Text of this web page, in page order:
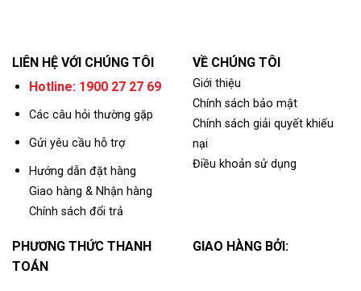
LIÊN HỆ VỚI CHÚNG TÔI
Hotline: 1900 27 27 69
Các câu hỏi thường gặp
Gửi yêu cầu hỗ trợ
Hướng dẫn đặt hàng
Giao hàng & Nhận hàng
Chính sách đổi trả
VỀ CHÚNG TÔI
Giới thiệu
Chính sách bảo mật
Chính sách giải quyết khiếu
nại
Điều khoản sử dụng
PHƯƠNG THỨC THANH
TOÁN
GIAO HÀNG BỞI: